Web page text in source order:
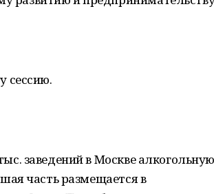
сессию.
заведений в Москве алкогольную
часть размещается в